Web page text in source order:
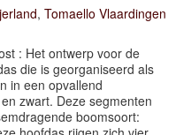
, Tomaello Vlaardingen
: Het ontwerp voor de
die is georganiseerd als
in een opvallend
zwart. Deze segmenten
boomsoort: